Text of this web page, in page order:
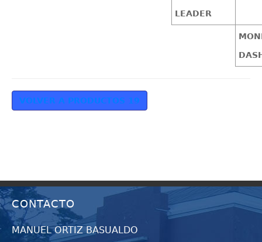
LEADER
VOLVER A PRODUCTOS 19
CONTACTO
MANUEL ORTIZ BASUALDO